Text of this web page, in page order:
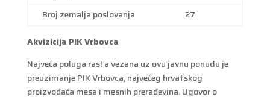
Broj zemalja poslovanja
27
Akvizicija PIK Vrbovca
Najveća poluga rasta vezana uz ovu javnu ponudu je
preuzimanje PIK Vrbovca, najvećeg hrvatskog
proizvođača mesa i mesnih prerađevina. Ugovor o